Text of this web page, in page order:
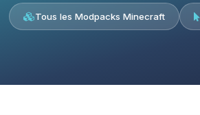
Tous les Modpacks Minecraft